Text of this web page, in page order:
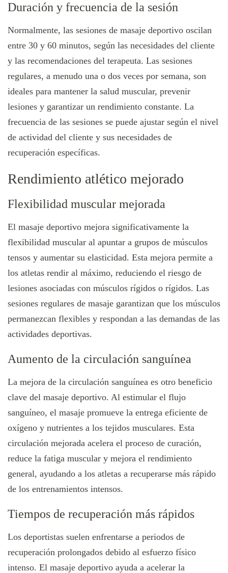
Duración y frecuencia de la sesión
Normalmente, las sesiones de masaje deportivo oscilan
entre 30 y 60 minutos, según las necesidades del cliente
y las recomendaciones del terapeuta. Las sesiones
regulares, a menudo una o dos veces por semana, son
ideales para mantener la salud muscular, prevenir
lesiones y garantizar un rendimiento constante. La
frecuencia de las sesiones se puede ajustar según el nivel
de actividad del cliente y sus necesidades de
recuperación específicas.
Rendimiento atlético mejorado
Flexibilidad muscular mejorada
El masaje deportivo mejora significativamente la
flexibilidad muscular al apuntar a grupos de músculos
tensos y aumentar su elasticidad. Esta mejora permite a
los atletas rendir al máximo, reduciendo el riesgo de
lesiones asociadas con músculos rígidos o rígidos. Las
sesiones regulares de masaje garantizan que los músculos
permanezcan flexibles y respondan a las demandas de las
actividades deportivas.
Aumento de la circulación sanguínea
La mejora de la circulación sanguínea es otro beneficio
clave del masaje deportivo. Al estimular el flujo
sanguíneo, el masaje promueve la entrega eficiente de
oxígeno y nutrientes a los tejidos musculares. Esta
circulación mejorada acelera el proceso de curación,
reduce la fatiga muscular y mejora el rendimiento
general, ayudando a los atletas a recuperarse más rápido
de los entrenamientos intensos.
Tiempos de recuperación más rápidos
Los deportistas suelen enfrentarse a periodos de
recuperación prolongados debido al esfuerzo físico
intenso. El masaje deportivo ayuda a acelerar la